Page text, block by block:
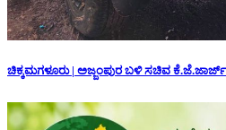
ಚಿಕ್ಕಮಗಳೂರು | ಅಜ್ಜಂಪುರ ಬಳಿ ಸಚಿವ